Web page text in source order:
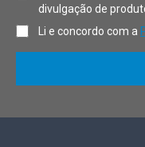
divulgação de
Li e concordo com a